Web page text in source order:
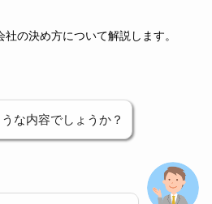
の決め方について解説します。
な内容でしょうか？